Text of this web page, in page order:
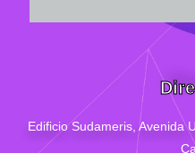
Edificio Sudameris, Avenida